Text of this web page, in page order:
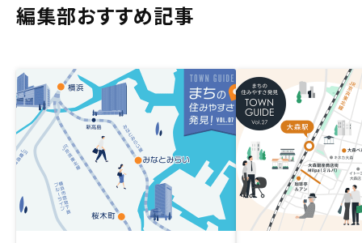
編集部おすすめ記事